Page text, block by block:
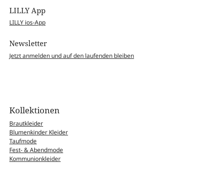
LILLY App
LILLY ios-App
Newsletter
Jetzt anmelden und auf den laufenden bleiben
Kollektionen
Brautkleider
Blumenkinder Kleider
Taufmode
Fest- & Abendmode
Kommunionkleider